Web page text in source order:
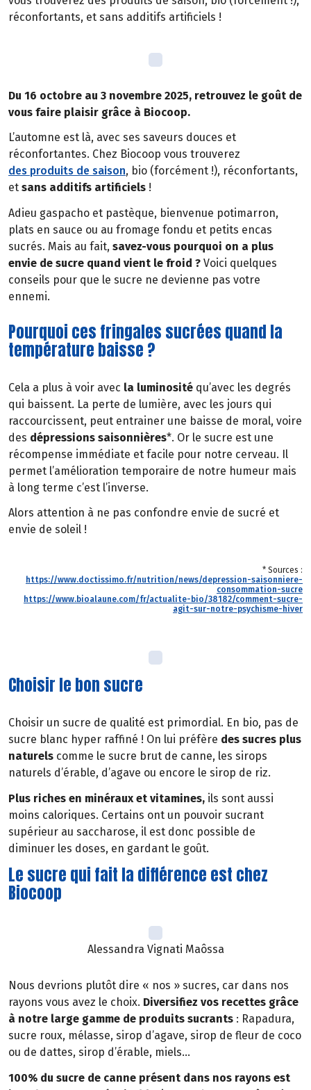
réconfortants, et sans additifs artificiels !
Du 16 octobre au 3 novembre 2025, retrouvez le goût de
vous faire plaisir grâce à Biocoop.
L’automne est là, avec ses saveurs douces et
réconfortantes. Chez Biocoop vous trouverez
des produits de saison, bio (forcément !), réconfortants,
et sans additifs artificiels !
Adieu gaspacho et pastèque, bienvenue potimarron,
plats en sauce ou au fromage fondu et petits encas
sucrés. Mais au fait, savez-vous pourquoi on a plus
envie de sucre quand vient le froid ? Voici quelques
conseils pour que le sucre ne devienne pas votre
ennemi.
Pourquoi ces fringales sucrées quand la
température baisse ?
Cela a plus à voir avec la luminosité qu’avec les degrés
qui baissent. La perte de lumière, avec les jours qui
raccourcissent, peut entrainer une baisse de moral, voire
des dépressions saisonnières*. Or le sucre est une
récompense immédiate et facile pour notre cerveau. Il
permet l’amélioration temporaire de notre humeur mais
à long terme c’est l’inverse.
Alors attention à ne pas confondre envie de sucré et
envie de soleil !
* Sources :
https://www.doctissimo.fr/nutrition/news/depression-saisonniere-
consommation-sucre
https://www.bioalaune.com/fr/actualite-bio/38182/comment-sucre-
agit-sur-notre-psychisme-hiver
Choisir le bon sucre
Choisir un sucre de qualité est primordial. En bio, pas de
sucre blanc hyper raffiné ! On lui préfère des sucres plus
naturels comme le sucre brut de canne, les sirops
naturels d’érable, d’agave ou encore le sirop de riz.
Plus riches en minéraux et vitamines, ils sont aussi
moins caloriques. Certains ont un pouvoir sucrant
supérieur au saccharose, il est donc possible de
diminuer les doses, en gardant le goût.
Le sucre qui fait la différence est chez
Biocoop
Alessandra Vignati Maôssa
Nous devrions plutôt dire « nos » sucres, car dans nos
rayons vous avez le choix. Diversifiez vos recettes grâce
à notre large gamme de produits sucrants : Rapadura,
sucre roux, mélasse, sirop d’agave, sirop de fleur de coco
ou de dattes, sirop d’érable, miels…
100% du sucre de canne présent dans nos rayons est